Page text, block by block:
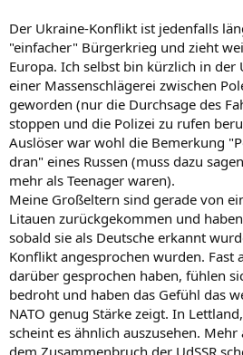
Der Ukraine-Konflikt ist jedenfalls
"einfacher" Bürgerkrieg und zieht
Europa. Ich selbst bin kürzlich in der
einer Massenschlägerei zwischen
geworden (nur die Durchsage des
stoppen und die Polizei zu rufen
Auslöser war wohl die Bemerkung
dran" eines Russen (muss dazu
mehr als Teenager waren).
Meine Großeltern sind gerade von
Litauen zurückgekommen und
sobald sie als Deutsche erkannt
Konflikt angesprochen wurden. Fast
darüber gesprochen haben, fühlen
bedroht und haben das Gefühl das
NATO genug Stärke zeigt. In
scheint es ähnlich auszusehen. Mehr
dem Zusammenbruch der UdSSR